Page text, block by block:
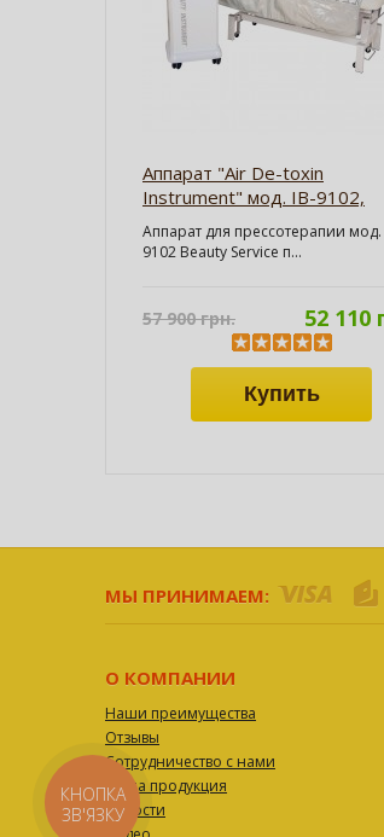
Аппарат "Air De-toxin
Instrument" мод. IB-9102,
АКЦИЯ - 10%
Аппарат для прессотерапии мод.
9102 Bеauty Service п...
57 900 грн. 52 110
МЫ ПРИНИМАЕМ:
О КОМПАНИИ
Наши преимущества
Отзывы
Сотрудничество с нами
Наша продукция
Новости
КНОПКА
ЗВ'ЯЗКУ